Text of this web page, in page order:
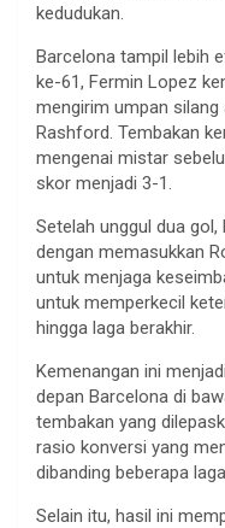
kedudukan.
Barcelona tampil lebih
ke-61, Fermin Lopez
mengirim umpan silang
Rashford. Tembakan
mengenai mistar
skor menjadi 3-1.
Setelah unggul dua gol,
dengan memasukkan
untuk menjaga
untuk memperkecil
hingga laga berakhir.
Kemenangan ini menjadi
depan Barcelona di
tembakan yang
rasio konversi yang
dibanding beberapa laga
Selain itu, hasil ini